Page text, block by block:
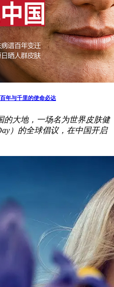
年与千里的使命必达
的大地，一场名为世界皮肤健
）的全球倡议，在中国开启